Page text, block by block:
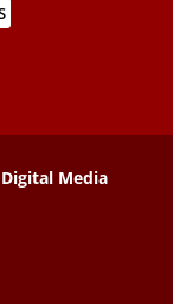
Digital Media